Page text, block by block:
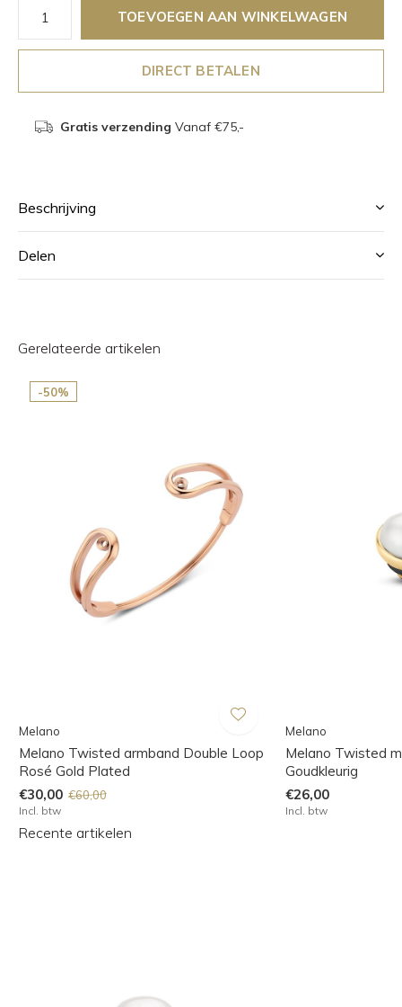
TOEVOEGEN AAN WINKELWAGEN
DIRECT BETALEN
Gratis verzending Vanaf €75,-
Beschrijving
Delen
Gerelateerde artikelen
-50%
Melano
Melano Twisted armband Double Loop
Rosé Gold Plated
€30,00 €60,00
Incl. btw
Melano
Melano Twisted
Goudkleurig
€26,00
Incl. btw
Recente artikelen